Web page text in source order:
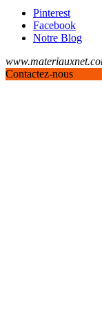
Pinterest
Facebook
Notre Blog
Contactez-nous